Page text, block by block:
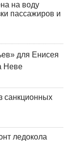
на воду
пассажиров и
для Енисея
Неве
санкционных
ледокола